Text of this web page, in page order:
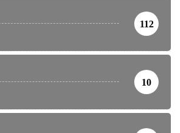
112
10